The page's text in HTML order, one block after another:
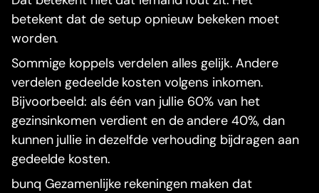
betekent dat de setup opnieuw bekeken moet
worden.
Sommige koppels verdelen alles gelijk. Andere
verdelen gedeelde kosten volgens inkomen.
Bijvoorbeeld: als één van jullie 60% van het
gezinsinkomen verdient en de andere 40%, dan
kunnen jullie in dezelfde verhouding bijdragen aan
gedeelde kosten.
bunq Gezamenlijke rekeningen maken dat